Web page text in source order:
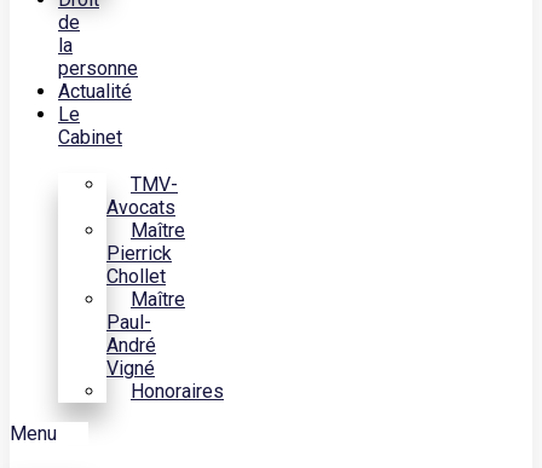
de
la
personne
Actualité
Le
Cabinet
TMV-
Avocats
Maître
Pierrick
Chollet
Maître
Paul-
André
Vigné
Honoraires
Menu